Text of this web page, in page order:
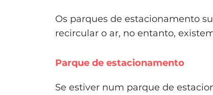
Os parques de estacionamento
recircular o ar, no entanto,
Parque de estacionamento
Se estiver num parque de